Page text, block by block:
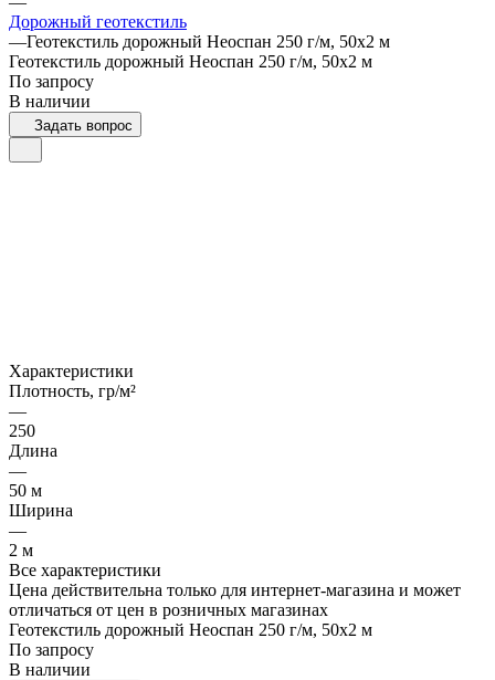
Дорожный геотекстиль
—Геотекстиль дорожный Неоспан 250 г/м, 50x2 м
Геотекстиль дорожный Неоспан 250 г/м, 50x2 м
По запросу
В наличии
Задать вопрос
Характеристики
Плотность, гр/м²
—
250
Длина
—
50 м
Ширина
—
2 м
Все характеристики
Цена действительна только для интернет-магазина и может
отличаться от цен в розничных магазинах
Геотекстиль дорожный Неоспан 250 г/м, 50x2 м
По запросу
В наличии